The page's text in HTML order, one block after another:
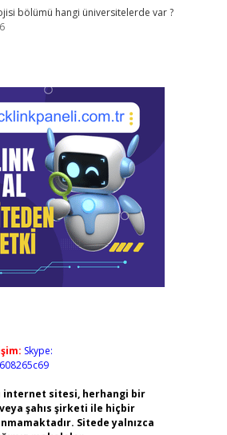
bölümü hangi üniversitelerde var ?
Skype:
internet sitesi, herhangi bir
şahıs şirketi ile hiçbir
Sitede yalnızca